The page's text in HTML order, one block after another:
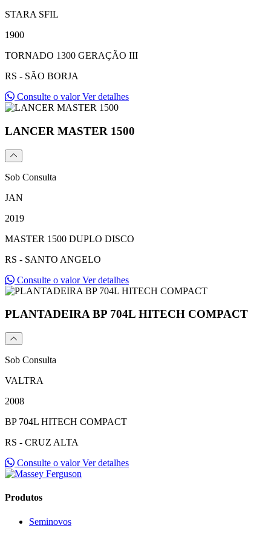
STARA SFIL
1900
TORNADO 1300 GERAÇÃO III
RS - SÃO BORJA
Consulte o valorVer detalhes
LANCER MASTER 1500
Sob Consulta
JAN
2019
MASTER 1500 DUPLO DISCO
RS - SANTO ANGELO
Consulte o valorVer detalhes
PLANTADEIRA BP 704L HITECH COMPACT
Sob Consulta
VALTRA
2008
BP 704L HITECH COMPACT
RS - CRUZ ALTA
Consulte o valorVer detalhes
Produtos
Seminovos